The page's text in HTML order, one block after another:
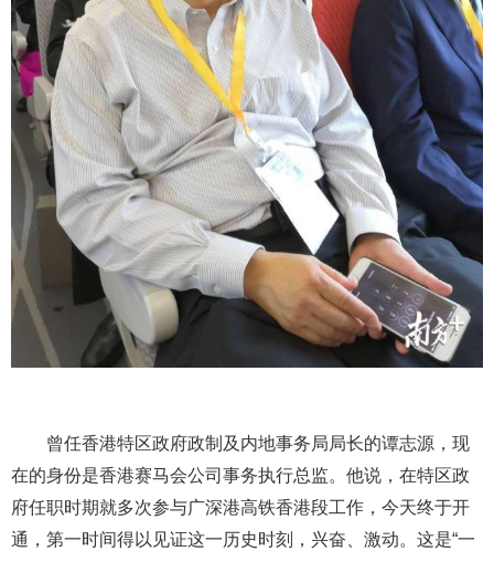
曾任香港特区政府政制及内地事务局局长的谭志源，现
在的身份是香港赛马会公司事务执行总监。他说，在特区政
府任职时期就多次参与广深港高铁香港段工作，今天终于开
通，第一时间得以见证这一历史时刻，兴奋、激动。这是“一